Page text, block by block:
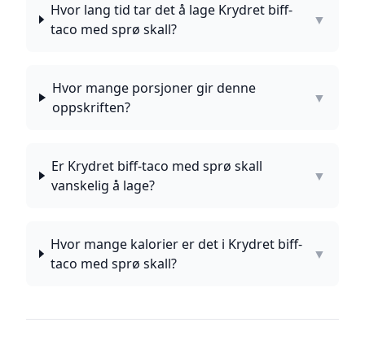
Hvor lang tid tar det å lage Krydret biff-
taco med sprø skall?
▼
Hvor mange porsjoner gir denne
oppskriften?
▼
Er Krydret biff-taco med sprø skall
vanskelig å lage?
▼
Hvor mange kalorier er det i Krydret biff-
taco med sprø skall?
▼